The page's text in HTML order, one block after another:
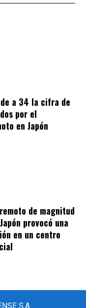
a 34 la cifra de
por el
en Japón
de magnitud
provocó una
en un centro
S.A